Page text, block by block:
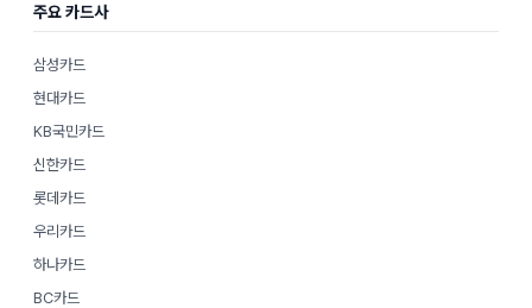
주요 카드사
삼성카드
현대카드
KB국민카드
신한카드
롯데카드
우리카드
하나카드
BC카드